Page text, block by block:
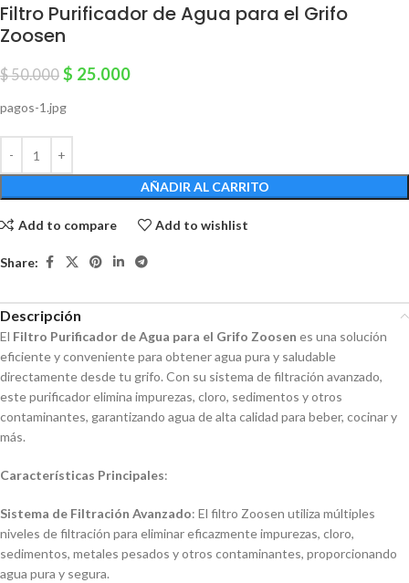
Filtro Purificador de Agua para el Grifo
Zoosen
$50.000 $ 25.000
pagos-1.jpg
AÑADIR AL CARRITO
Add to compare Add to wishlist
Share:
Descripción
El Filtro Purificador de Agua para el Grifo Zoosen es una solución
eficiente y conveniente para obtener agua pura y saludable
directamente desde tu grifo. Con su sistema de filtración avanzado,
este purificador elimina impurezas, cloro, sedimentos y otros
contaminantes, garantizando agua de alta calidad para beber, cocinar y
más.
Características Principales:
Sistema de Filtración Avanzado: El filtro Zoosen utiliza múltiples
niveles de filtración para eliminar eficazmente impurezas, cloro,
sedimentos, metales pesados y otros contaminantes, proporcionando
agua pura y segura.